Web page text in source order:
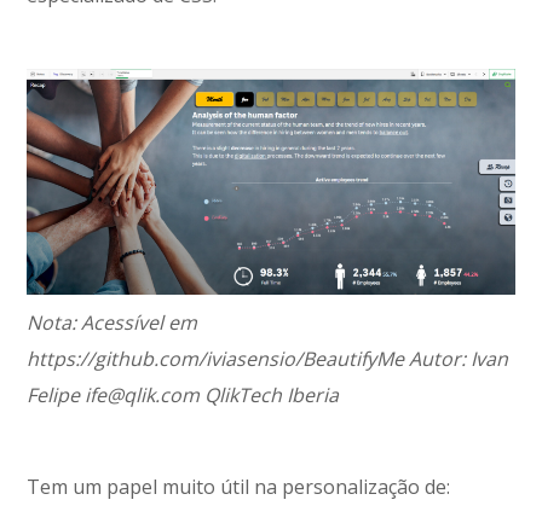
Nota: Acessível em
https://github.com/iviasensio/BeautifyMe Autor: Ivan
Felipe ife@qlik.com QlikTech Iberia
Tem um papel muito útil na personalização de: